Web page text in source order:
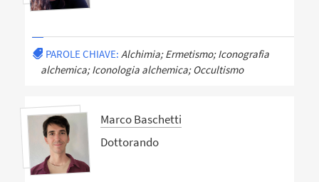
PAROLE CHIAVE: Alchimia; Ermetismo; Iconografia
alchemica; Iconologia alchemica; Occultismo
Marco Baschetti
Dottorando